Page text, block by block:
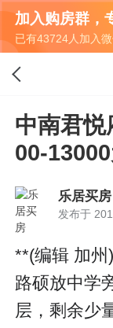
加入购房群，
已有43724人加入
中南君悦
00-
乐居买房
发布于
**(编辑 加
路硕放中学
层，剩余少